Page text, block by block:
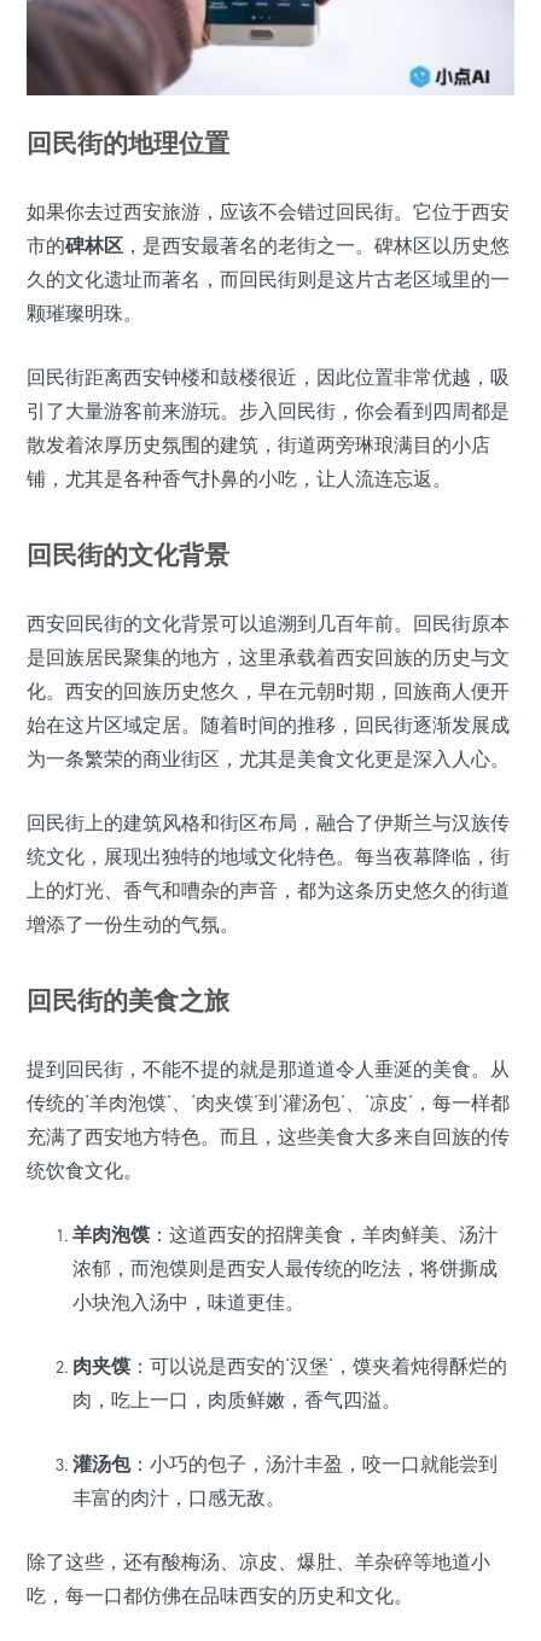
回民街的地理位置
如果你去过西安旅游，应该不会错过回民街。它位于西安
市的碑林区 ，是西安最著名的老街之一。碑林区以历史悠
久的文化遗址而著名，而回民街则是这片古老区域里的一
颗璀璨明珠。
回民街距离西安钟楼和鼓楼很近，因此位置非常优越，吸
引了大量游客前来游玩。步入回民街，你会看到四周都是
散发着浓厚历史氛围的建筑，街道两旁琳琅满目的小店
铺，尤其是各种香气扑鼻的小吃，让人流连忘返。
回民街的文化背景
西安回民街的文化背景可以追溯到几百年前。回民街原本
是回族居民聚集的地方，这里承载着西安回族的历史与文
化。西安的回族历史悠久，早在元朝时期，回族商人便开
始在这片区域定居。随着时间的推移，回民街逐渐发展成
为一条繁荣的商业街区，尤其是美食文化更是深入人心。
回民街上的建筑风格和街区布局，融合了伊斯兰与汉族传
统文化，展现出独特的地域文化特色。每当夜幕降临，街
上的灯光、香气和嘈杂的声音，都为这条历史悠久的街道
增添了一份生动的气氛。
回民街的美食之旅
提到回民街，不能不提的就是那道道令人垂涎的美食。从
传统的‘羊肉泡馍’、‘肉夹馍’到‘灌汤包’、‘凉皮’，每一样都
充满了西安地方特色。而且，这些美食大多来自回族的传
统饮食文化。
羊肉泡馍 ：这道西安的招牌美食，羊肉鲜美、汤汁
浓郁，而泡馍则是西安人最传统的吃法，将饼撕成
小块泡入汤中，味道更佳。
肉夹馍 ：可以说是西安的‘汉堡’，馍夹着炖得酥烂的
肉，吃上一口，肉质鲜嫩，香气四溢。
灌汤包：小巧的包子，汤汁丰盈，咬一口就能尝到
丰富的肉汁，口感无敌。
除了这些，还有酸梅汤、凉皮、爆肚、羊杂碎等地道小
吃，每一口都仿佛在品味西安的历史和文化。